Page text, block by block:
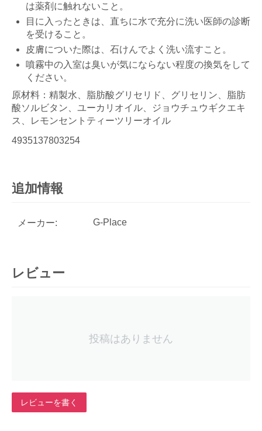
は薬剤に触れないこと。
目に入ったときは、直ちに水で充分に洗い医師の診断
を受けること。
皮膚についた際は、石けんでよく洗い流すこと。
噴霧中の入室は臭いが気にならない程度の換気をして
ください。
原材料：精製水、脂肪酸グリセリド、グリセリン、脂肪
酸ソルビタン、ユーカリオイル、ジョウチュウギクエキ
ス、レモンセントティーツリーオイル
4935137803254
追加情報
メーカー: G-Place
レビュー
投稿はありません
レビューを書く